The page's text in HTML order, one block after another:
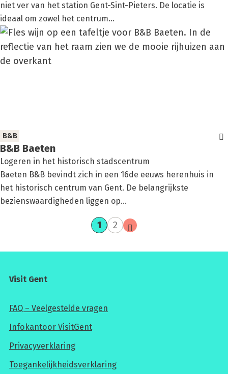
niet ver van het station Gent-Sint-Pieters. De locatie is
ideaal om zowel het centrum...
B&B Bae­ten
Logeren in het historisch stadscentrum
B&B
Baeten B&B bevindt zich in een 16de eeuws herenhuis in
het historisch centrum van Gent. De belangrijkste
bezienswaardigheden liggen op...
huidige
1 pagina
2 volgende
Visit Gent
FAQ – Veelgestelde vragen
Infokantoor VisitGent
Privacyverklaring
Toegankelijkheidsverklaring